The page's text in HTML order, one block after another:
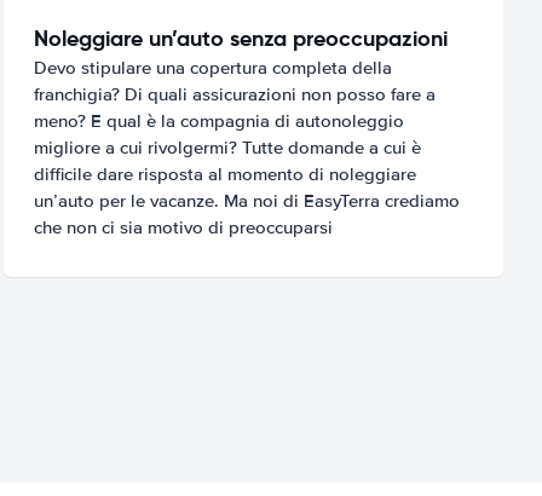
Noleggiare un’auto senza preoccupazioni
Devo stipulare una copertura completa della
franchigia? Di quali assicurazioni non posso fare a
meno? E qual è la compagnia di autonoleggio
migliore a cui rivolgermi? Tutte domande a cui è
difficile dare risposta al momento di noleggiare
un’auto per le vacanze. Ma noi di EasyTerra crediamo
che non ci sia motivo di preoccuparsi